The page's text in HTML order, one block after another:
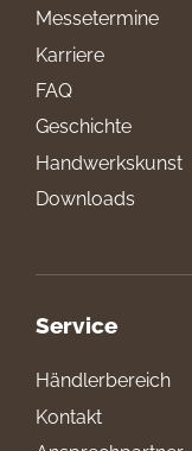
Messetermine
Karriere
FAQ
Geschichte
Handwerkskunst
Downloads
Service
Händlerbereich
Kontakt